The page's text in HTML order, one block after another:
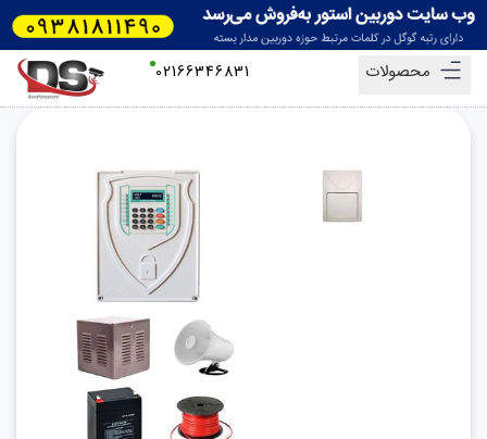
محصولات 02166346831